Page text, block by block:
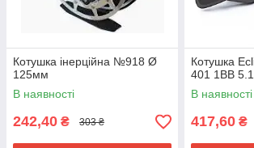
Котушка інерційна №918 Ø
125мм
В наявності
242,40 ₴ 303 ₴
Котушка
401 1BB
В наявності
417,60 ₴